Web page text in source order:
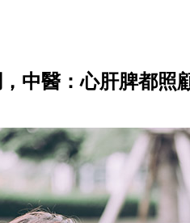
中醫：心肝脾都照